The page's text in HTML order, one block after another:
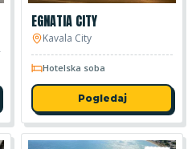
EGNATIA CITY
Kavala City
Hotelska soba
Pogledaj